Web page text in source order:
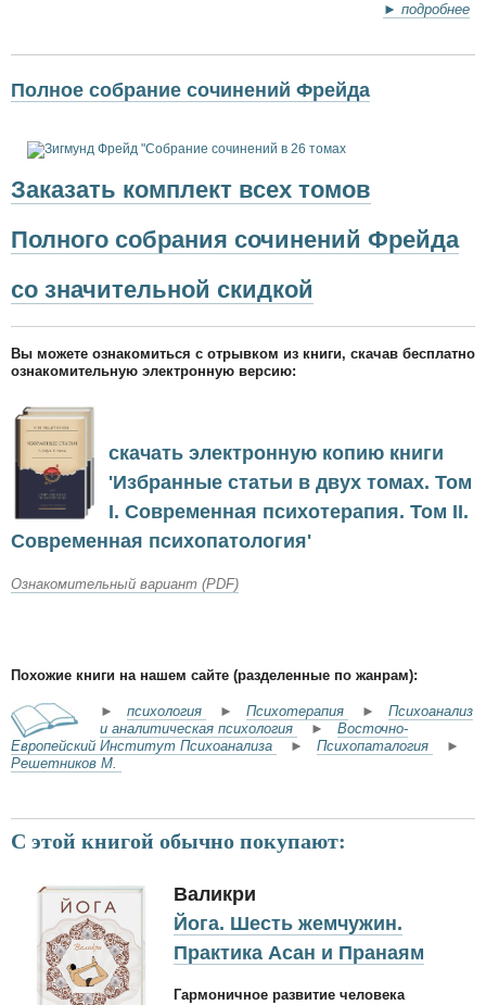
► подробнее
Полное собрание сочинений Фрейда
Заказать комплект всех томов
Полного собрания сочинений Фрейда
со значительной скидкой
Вы можете ознакомиться с отрывком из книги, скачав бесплатно
ознакомительную электронную версию:
скачать электронную копию книги
'Избранные статьи в двух томах. Том
I. Современная психотерапия. Том II.
Современная психопатология'
Ознакомительный вариант (PDF)
Похожие книги на нашем сайте (разделенные по жанрам):
► психология ► Психотерапия ► Психоанализ
и аналитическая психология
► Восточно-
Европейский Институт Психоанализа
► Психопаталогия
►
Решетников М.
С этой книгой обычно покупают:
Валикри
Йога. Шесть жемчужин.
Практика Асан и Пранаям
Гармоничное развитие человека